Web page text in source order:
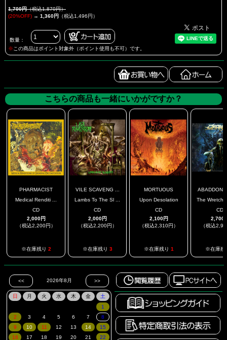
1,700円（税込1,870円）
(20%OFF) → 1,360円 （税込1,496円）
数量：
※ この商品はポイント対象外（ポイント使用も不可）です。
こちらの商品も一緒にいかがですか？
PHARMACIST
Medical Renditi ...
CD
2,000円
（税込2,200円）
※在庫残り 2
VILE SCAVENG ...
Lambs To The Sl ...
CD
2,000円
（税込2,200円）
※在庫残り 3
MORTUOUS
Upon Desolation
CD
2,100円
（税込2,310円）
※在庫残り 1
ABADDON
The
CD
2,700
（税込
※在庫残